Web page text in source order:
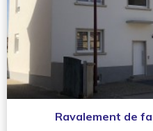
Ravalement de